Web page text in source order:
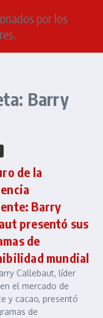
por los
Barry
de la
Barry
presentó sus
de
mundial
Callebaut, líder
el mercado de
y cacao, presentó
de